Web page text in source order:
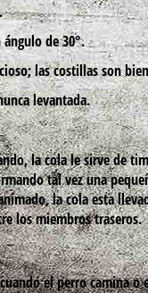
de 30°.
las costillas son
levantada.
la cola le sirve de
tal vez una
la cola esta
los miembros traseros.
el perro camina